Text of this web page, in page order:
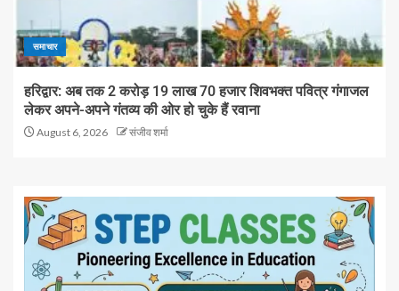
समाचार
हरिद्वार: अब तक 2 करोड़ 19 लाख 70 हजार शिवभक्त पवित्र गंगाजल
लेकर अपने-अपने गंतव्य की ओर हो चुके हैं रवाना
August 6, 2026 संजीव शर्मा